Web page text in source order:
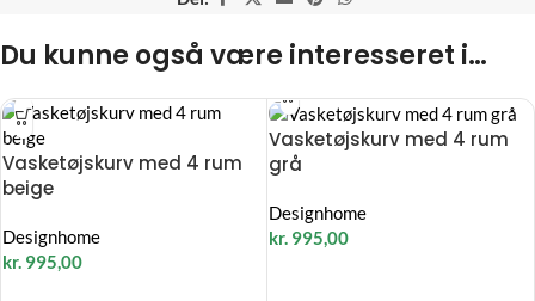
Du kunne også være interesseret i…
Vasketøjskurv med 4 rum
beige
Designhome
kr. 995,00
Vasketøjskurv med 4 rum
grå
Designhome
kr. 995,00